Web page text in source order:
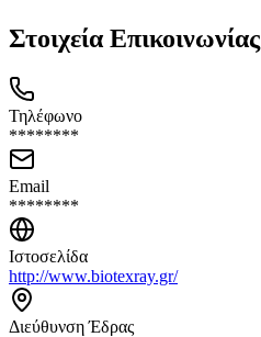
Στοιχεία Επικοινωνίας
Τηλέφωνο
********
Email
********
Ιστοσελίδα
http://www.biotexray.gr/
Διεύθυνση Έδρας